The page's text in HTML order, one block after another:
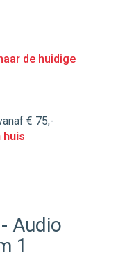
de huidige
€ 75,-
huis
Audio
1